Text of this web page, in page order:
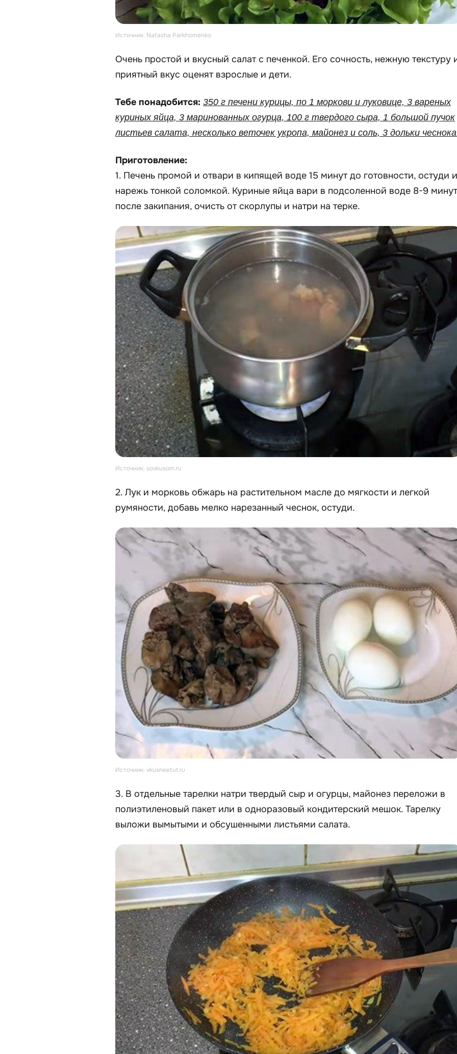
Источник: Natasha Parkhomenko
Очень простой и вкусный салат с печенкой. Его сочность, нежную текстуру
приятный вкус оценят взрослые и дети.
Тебе понадобится: 350 г печени курицы, по 1 моркови и луковице, 3 вареных
куриных яйца, 3 маринованных огурца, 100 г твердого сыра, 1 большой пучок
листьев салата, несколько веточек укропа, майонез и соль, 3 дольки
Приготовление:
1. Печень промой и отвари в кипящей воде 15 минут до готовности, остуди и
нарежь тонкой соломкой. Куриные яйца вари в подсоленной воде 8-9 минут
после закипания, очисть от скорлупы и натри на терке.
Источник: sovkusom.ru
2. Лук и морковь обжарь на растительном масле до мягкости и легкой
румяности, добавь мелко нарезанный чеснок, остуди.
Источник: vkusneetut.ru
3. В отдельные тарелки натри твердый сыр и огурцы, майонез переложи в
полиэтиленовый пакет или в одноразовый кондитерский мешок. Тарелку
выложи вымытыми и обсушенными листьями салата.